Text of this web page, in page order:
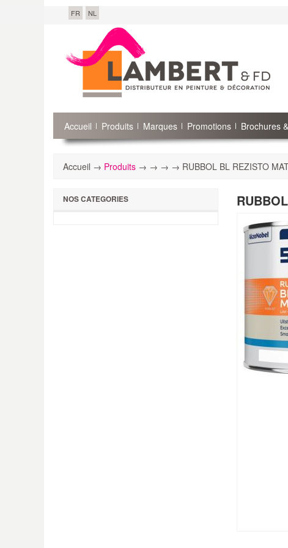
FR NL
Accueil Produits Marques Promotions Brochures
Accueil → Produits → → → → RUBBOL BL REZISTO
NOS CATEGORIES